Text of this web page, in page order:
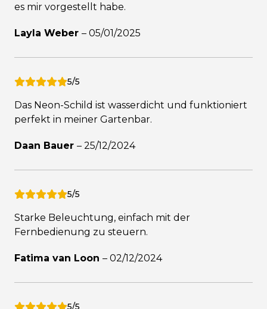
es mir vorgestellt habe.
Layla Weber – 05/01/2025
5/5
Das Neon-Schild ist wasserdicht und funktioniert
perfekt in meiner Gartenbar.
Daan Bauer – 25/12/2024
5/5
Starke Beleuchtung, einfach mit der
Fernbedienung zu steuern.
Fatima van Loon – 02/12/2024
5/5